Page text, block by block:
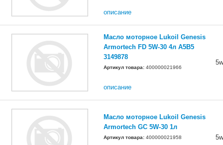
описание
Масло моторное Lukoil Genesis
Armortech FD 5W-30 4л A5B5
3149878
Артикул товара: 400000021966
описание
Масло моторное Lukoil Genesis
Armortech GC 5W-30 1л
Артикул товара: 400000021958